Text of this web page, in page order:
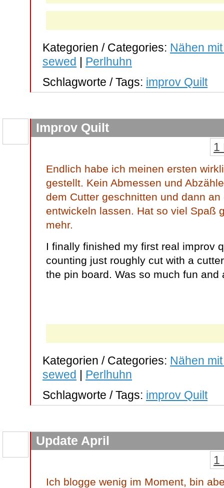
Kategorien / Categories: Nähen
sewed | Perlhuhn
Schlagworte / Tags: improv Quilt
Improv Quilt
1
Endlich habe ich meinen ersten
gestellt. Kein Abmessen und
dem Cutter geschnitten und dann
entwickeln lassen. Hat so viel Spaß
mehr.
I finally finished my first real improv
counting just roughly cut with a
the pin board. Was so much fun and
Kategorien / Categories: Nähen
sewed | Perlhuhn
Schlagworte / Tags: improv Quilt
Update April
1
Ich blogge wenig im Moment, bin